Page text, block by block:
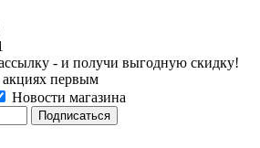
- и получи выгодную скидку!
акциях первым
Новости магазина